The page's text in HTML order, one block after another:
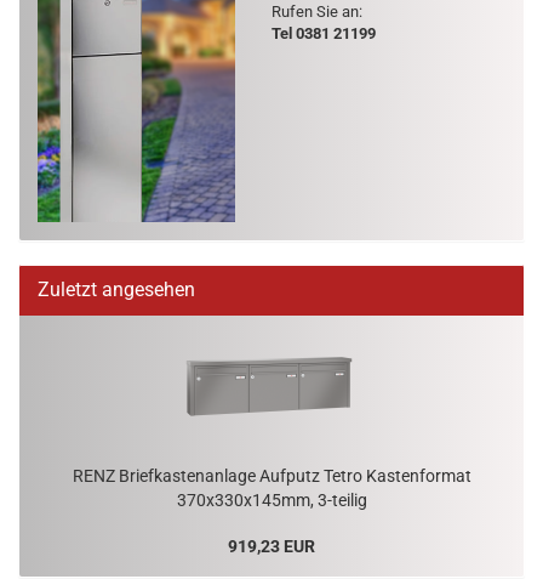
Rufen Sie an:
Tel 0381 21199
Zuletzt angesehen
RENZ Brief­kas­ten­an­la­ge Auf­putz Tetro Kas­ten­for­mat
370x330x145mm, 3-​teilig
919,23 EUR